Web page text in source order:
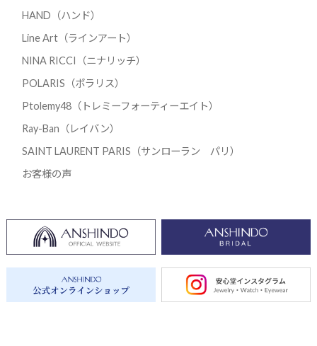
HAND（ハンド）
Line Art（ラインアート）
NINA RICCI（ニナリッチ）
POLARIS（ポラリス）
Ptolemy48（トレミーフォーティーエイト）
Ray-Ban（レイバン）
SAINT LAURENT PARIS（サンローラン パリ）
お客様の声